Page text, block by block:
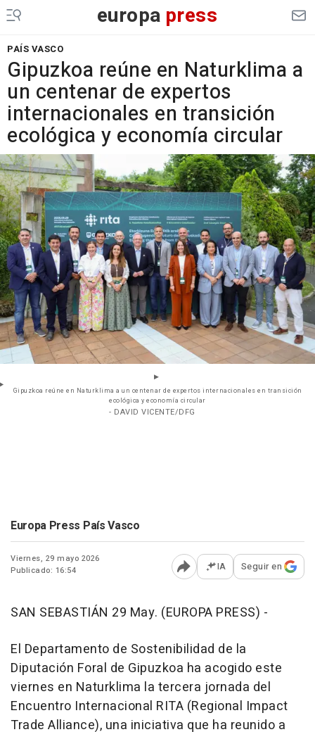
europa press
PAÍS VASCO
Gipuzkoa reúne en Naturklima a
un centenar de expertos
internacionales en transición
ecológica y economía circular
Gipuzkoa reúne en Naturklima a un centenar de expertos internacionales en transición
ecológica y economía circular
- DAVID VICENTE/DFG
Europa Press País Vasco
Viernes, 29 mayo 2026
Publicado: 16:54
Abrir opciones para
IA Seguir en
SAN SEBASTIÁN 29 May. (EUROPA PRESS) -
El Departamento de Sostenibilidad de la
Diputación Foral de Gipuzkoa ha acogido este
viernes en Naturklima la tercera jornada del
Encuentro Internacional RITA (Regional Impact
Trade Alliance), una iniciativa que ha reunido a